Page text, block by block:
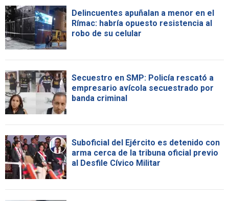
Delincuentes apuñalan a menor en el
Rímac: habría opuesto resistencia al
robo de su celular
Secuestro en SMP: Policía rescató a
empresario avícola secuestrado por
banda criminal
Suboficial del Ejército es detenido con
arma cerca de la tribuna oficial previo
al Desfile Cívico Militar